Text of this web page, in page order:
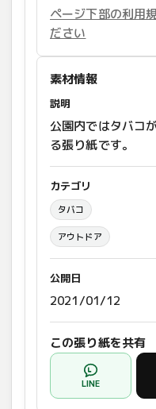
ページ下部の利用
ださい
素材情報
説明
公園内ではタバコ
る張り紙です。
カテゴリ
タバコ
アウトドア
公開日
2021/01/12
この張り紙を共有
LINE